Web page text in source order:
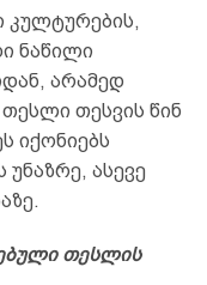
კულტურების,
ნაწილი
არამედ
თესვის წინ
იქონიებს
ასევე
თესლის